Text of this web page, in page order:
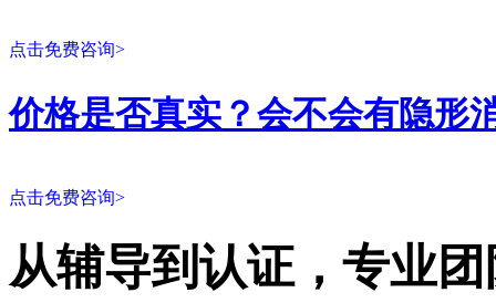
点击免费咨询>
价格是否真实？会不会有隐形
点击免费咨询>
从辅导到认证，专业